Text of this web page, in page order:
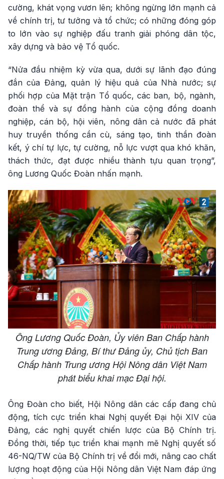
cường, khát vọng vươn lên; không ngừng lớn mạnh cả
về chính trị, tư tưởng và tổ chức; có những đóng góp
to lớn vào sự nghiệp đấu tranh giải phóng dân tộc,
xây dựng và bảo vệ Tổ quốc.
“Nửa đầu nhiệm kỳ vừa qua, dưới sự lãnh đạo đúng
đắn của Đảng, quản lý hiệu quả của Nhà nước; sự
phối hợp của Mặt trận Tổ quốc, các ban, bộ, ngành,
đoàn thể và sự đồng hành của cộng đồng doanh
nghiệp, cán bộ, hội viên, nông dân cả nước đã phát
huy truyền thống cần cù, sáng tạo, tinh thần đoàn
kết, ý chí tự lực, tự cường, nỗ lực vượt qua khó khăn,
thách thức, đạt được nhiều thành tựu quan trọng”,
ông Lương Quốc Đoàn nhấn mạnh.
Ông Lương Quốc Đoàn, Ủy viên Ban Chấp hành
Trung ương Đảng, Bí thư Đảng ủy, Chủ tịch Ban
Chấp hành Trung ương Hội Nông dân Việt Nam
phát biểu khai mạc Đại hội.
Ông Đoàn cho biết, Hội Nông dân các cấp đang chủ
động, tích cực triển khai Nghị quyết Đại hội XIV của
Đảng, các nghị quyết chiến lược của Bộ Chính trị.
Đồng thời, tiếp tục triển khai mạnh mẽ Nghị quyết số
46-NQ/TW của Bộ Chính trị về đổi mới, nâng cao chất
lượng hoạt động của Hội Nông dân Việt Nam đáp ứng